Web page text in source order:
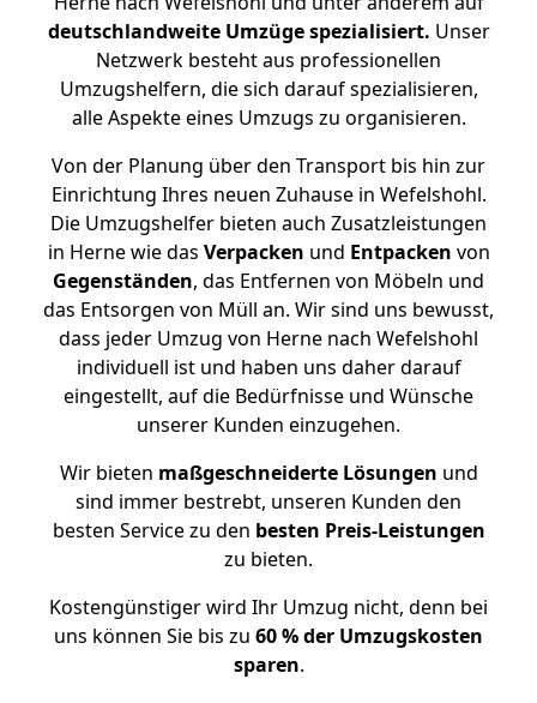
deutschlandweite Umzüge spezialisiert. Unser
Netzwerk besteht aus professionellen
Umzugshelfern, die sich darauf spezialisieren,
alle Aspekte eines Umzugs zu organisieren.
Von der Planung über den Transport bis hin zur
Einrichtung Ihres neuen Zuhause in Wefelshohl.
Die Umzugshelfer bieten auch Zusatzleistungen
in Herne wie das Verpacken und Entpacken von
Gegenständen, das Entfernen von Möbeln und
das Entsorgen von Müll an. Wir sind uns bewusst,
dass jeder Umzug von Herne nach Wefelshohl
individuell ist und haben uns daher darauf
eingestellt, auf die Bedürfnisse und Wünsche
unserer Kunden einzugehen.
Wir bieten maßgeschneiderte Lösungen und
sind immer bestrebt, unseren Kunden den
besten Service zu den besten Preis-Leistungen
zu bieten.
Kostengünstiger wird Ihr Umzug nicht, denn bei
uns können Sie bis zu 60 % der Umzugskosten
sparen.